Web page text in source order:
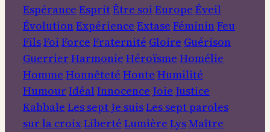
Espérance EspritÊtre soi Europe Éveil
ÉvolutionExpérience Extase FémininFeu
FilsFoi Force Fraternité Gloire Guérison
Guerrier Harmonie Héroïsme Homélie
Homme Honnêteté Honte Humilité
Humour Idéal Innocence Joie Justice
Kabbale Les sept Je suisLes sept paroles
sur la croixLiberté Lumière LysMaître